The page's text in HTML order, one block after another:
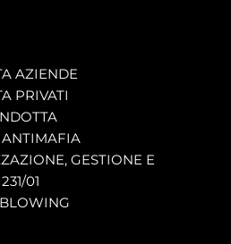
AZIENDE
PRIVATI
GESTIONE E
01